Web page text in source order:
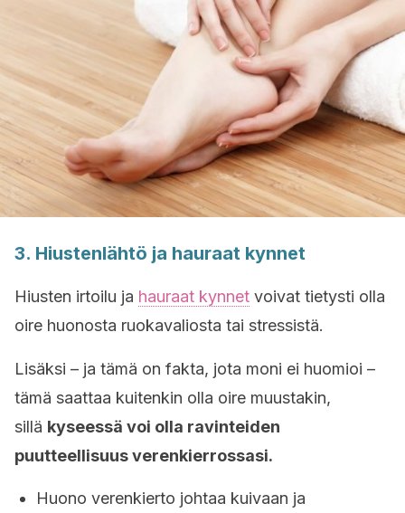
3. Hiustenlähtö ja hauraat kynnet
Hiusten irtoilu ja hauraat kynnet voivat tietysti olla
oire huonosta ruokavaliosta tai stressistä.
Lisäksi – ja tämä on fakta, jota moni ei huomioi –
tämä saattaa kuitenkin olla oire muustakin,
sillä kyseessä voi olla ravinteiden
puutteellisuus verenkierrossasi.
Huono verenkierto johtaa kuivaan ja